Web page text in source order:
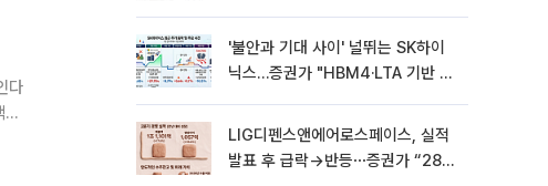
다
'불안과 기대 사이' 널뛰는 SK하이
닉스…증권가 "HBM4·LTA 기반 펀
LIG디펜스앤에어로스페이스, 실적
발표 후 급락→반등⋯증권가 “28년